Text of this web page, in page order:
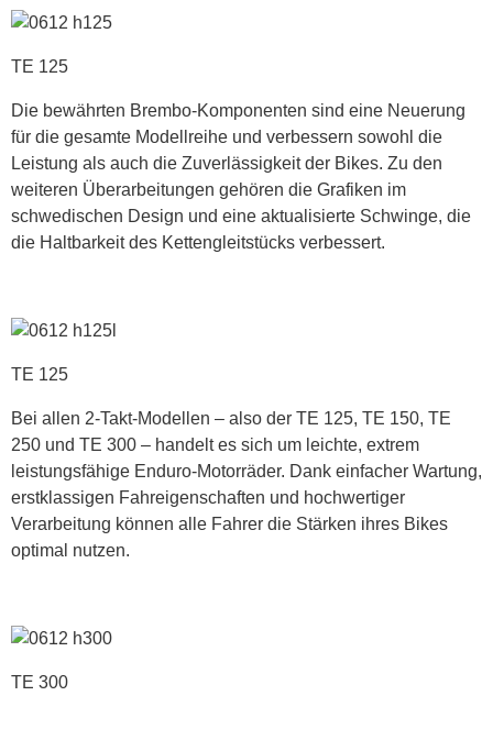
TE 125
Die bewährten Brembo-Komponenten sind eine Neuerung
für die gesamte Modellreihe und verbessern sowohl die
Leistung als auch die Zuverlässigkeit der Bikes. Zu den
weiteren Überarbeitungen gehören die Grafiken im
schwedischen Design und eine aktualisierte Schwinge, die
die Haltbarkeit des Kettengleitstücks verbessert.
TE 125
Bei allen 2-Takt-Modellen – also der TE 125, TE 150, TE
250 und TE 300 – handelt es sich um leichte, extrem
leistungsfähige Enduro-Motorräder. Dank einfacher Wartung,
erstklassigen Fahreigenschaften und hochwertiger
Verarbeitung können alle Fahrer die Stärken ihres Bikes
optimal nutzen.
TE 300